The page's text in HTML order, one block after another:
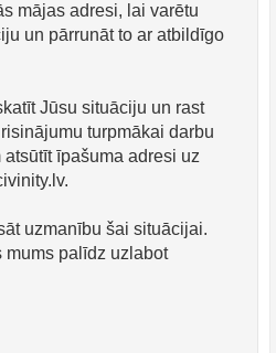
mājas adresi, lai varētu
un pārrunāt to ar atbildīgo
Jūsu situāciju un rast
turpmākai darbu
īpašuma adresi uz
.
uzmanību šai situācijai.
mums palīdz uzlabot